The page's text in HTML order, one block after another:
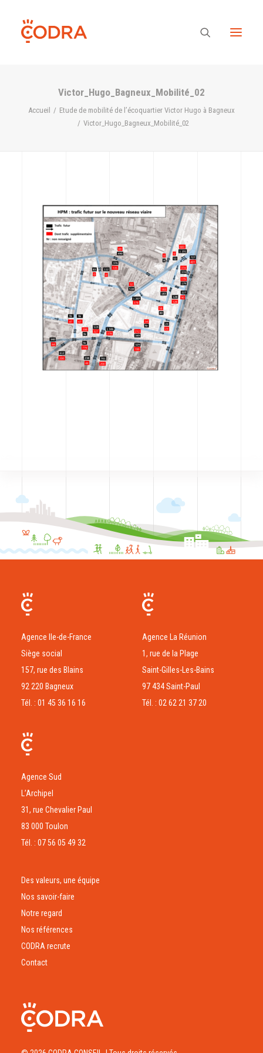
Des valeurs, une équipe
Nos références
CODRA recrute
Contact
Victor_Hugo_Bagneux_Mobilité_02
Accueil
Etude de mobilité de l’écoquartier Victor Hugo à Bagneux
Victor_Hugo_Bagneux_Mobilité_02
Agence Ile-de-France
Siège social
157, rue des Blains
92 220 Bagneux
Tél. : 01 45 36 16 16
Agence La Réunion
1, rue de la Plage
Saint-Gilles-Les-Bains
97 434 Saint-Paul
Tél. : 02 62 21 37 20
Agence Sud
L’Archipel
31, rue Chevalier Paul
83 000 Toulon
Tél. : 07 56 05 49 32
Des valeurs, une équipe
Nos savoir-faire
Notre regard
Nos références
CODRA recrute
Contact